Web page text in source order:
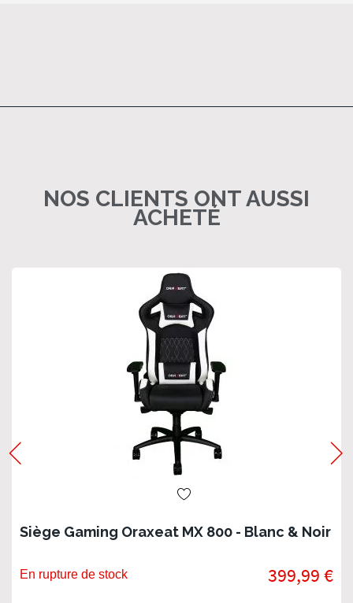
NOS CLIENTS ONT AUSSI
ACHETÉ
Siège Gaming Oraxeat MX 800 - Blanc & Noir
En rupture de stock 399,99 €